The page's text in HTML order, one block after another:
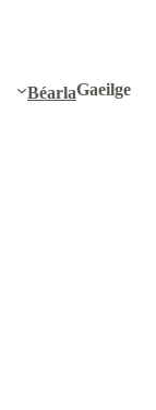
BéarlaGaeilge